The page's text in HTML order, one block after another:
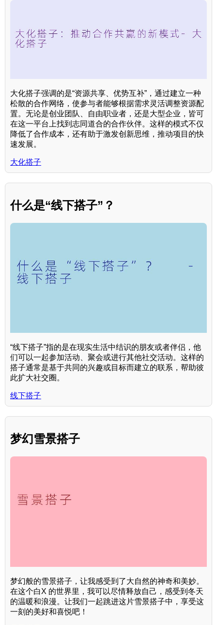
大化搭子强调的是“资源共享、优势互补”，通过建立一种
松散的合作网络，使参与者能够根据需求灵活调整资源配
置。无论是创业团队、自由职业者，还是大型企业，皆可
在这一平台上找到志同道合的合作伙伴。这样的模式不仅
降低了合作成本，还有助于激发创新思维，推动项目的快
速发展。
大化搭子
什么是“线下搭子”？
“线下搭子”指的是在现实生活中结识的朋友或者伴侣，他
们可以一起参加活动、聚会或进行其他社交活动。这样的
搭子通常是基于共同的兴趣或目标而建立的联系，帮助彼
此扩大社交圈。
线下搭子
梦幻雪景搭子
梦幻般的雪景搭子，让我感受到了大自然的神奇和美妙。
在这个白X 的世界里，我可以尽情释放自己，感受到冬天
的温暖和浪漫。让我们一起跳进这片雪景搭子中，享受这
一刻的美好和喜悦吧！